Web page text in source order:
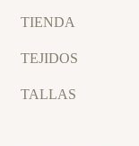
TIENDA
TEJIDOS
TALLAS